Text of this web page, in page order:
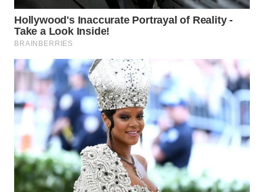
WN
LABUHANBATU
WN
TAPANULI
TENGAH
WN DELI
SERDANG
WN